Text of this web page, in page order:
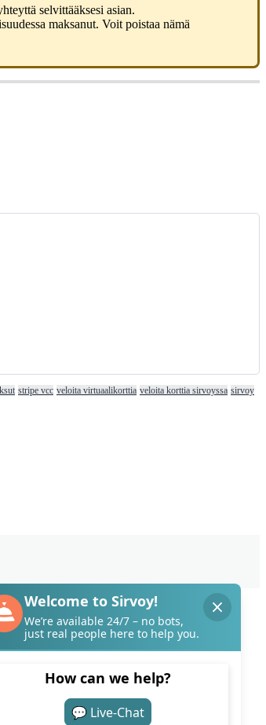
ä selvittääksesi asian.
maksanut. Voit poistaa nämä
stripe vcc veloita virtuaalikorttia veloita korttia sirvoyssa sirvoy